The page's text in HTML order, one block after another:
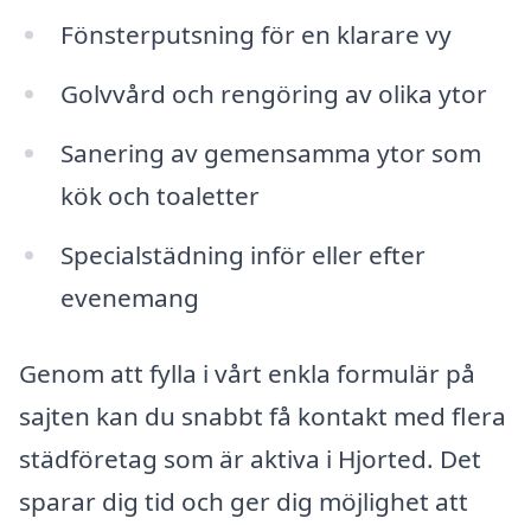
Fönsterputsning för en klarare vy
Golvvård och rengöring av olika ytor
Sanering av gemensamma ytor som
kök och toaletter
Specialstädning inför eller efter
evenemang
Genom att fylla i vårt enkla formulär på
sajten kan du snabbt få kontakt med flera
städföretag som är aktiva i Hjorted. Det
sparar dig tid och ger dig möjlighet att